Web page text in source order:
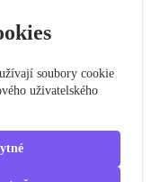
soubory cookie
uživatelského